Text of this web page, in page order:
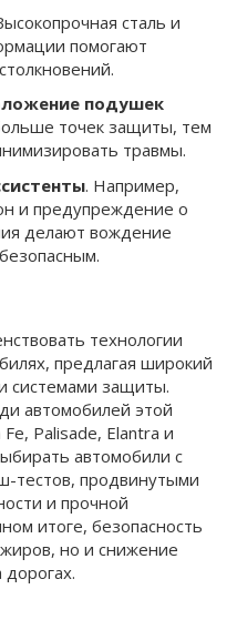
сталь и
помогают
подушек
точек защиты, тем
травмы.
. Например,
и предупреждение о
делают вождение
технологии
предлагая широкий
системами защиты.
автомобилей этой
Palisade, Elantra и
автомобили с
тестов, продвинутыми
и прочной
итоге, безопасность
но и снижение